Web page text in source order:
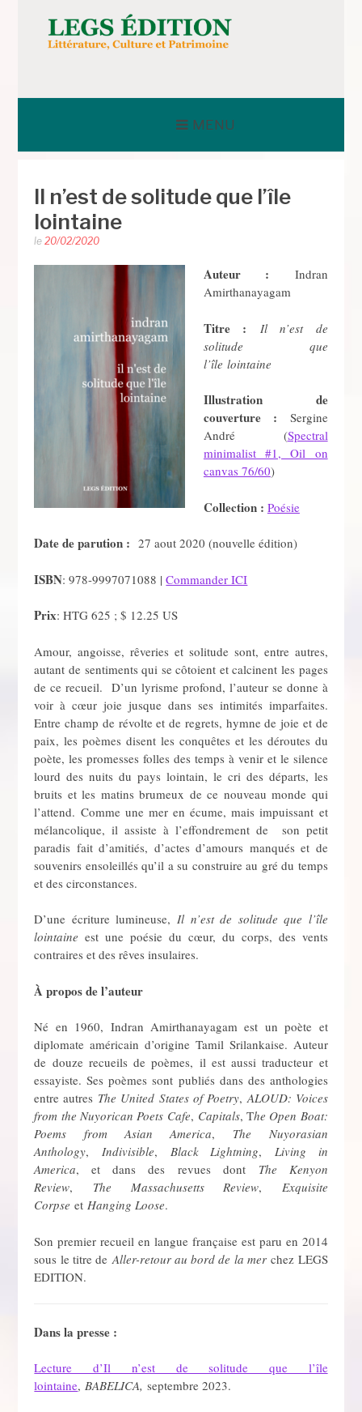
contenuLEGS ÉDITION
MENU
Il n’est de solitude que l’île
lointaine
le20/02/2020
Auteur : Indran
Amirthanayagam
Titre :
Il n’est de
solitude que
l’île lointaine
Illustration de
couverture : Sergine
André (Spectral
minimalist #1, Oil on
canvas 76/60)
Collection : Poésie
Date de parution : 27 aout 2020 (nouvelle édition)
ISBN: 978-9997071088 |Commander ICI
Prix: HTG 625 ; $ 12.25 US
Amour, angoisse, rêveries et solitude sont, entre autres,
autant de sentiments qui se côtoient et calcinent les pages
de ce recueil. D’un lyrisme profond, l’auteur se donne à
voir à cœur joie jusque dans ses intimités imparfaites.
Entre champ de révolte et de regrets, hymne de joie et de
paix, les poèmes disent les conquêtes et les déroutes du
poète, les promesses folles des temps à venir et le silence
lourd des nuits du pays lointain, le cri des départs, les
bruits et les matins brumeux de ce nouveau monde qui
l’attend. Comme une mer en écume, mais impuissant et
mélancolique, il assiste à l’effondrement de son petit
paradis fait d’amitiés, d’actes d’amours manqués et de
souvenirs ensoleillés qu’il a su construire au gré du temps
et des circonstances.
D’une écriture lumineuse, Il n’est de solitude que l’île
lointaineest une poésie du cœur, du corps, des vents
contraires et des rêves insulaires.
À propos de l’auteur
Né en 1960, Indran Amirthanayagam est un poète et
diplomate américain d’origine Tamil Srilankaise. Auteur
de douze recueils de poèmes, il est aussi traducteur et
essayiste. Ses poèmes sont publiés dans des anthologies
entre autres The United States of Poetry,ALOUD: Voices
from the Nuyorican Poets Cafe, Capitals, The Open Boat:
Poems from Asian America, The Nuyorasian
Anthology,Indivisible, Black Lightning,Living in
America, et dans des revues dont The Kenyon
Review, The Massachusetts Review, Exquisite
Corpse etHanging Loose.
Son premier recueil en langue française est paru en 2014
sous le titre de Aller-retour au bord de la merchez LEGS
EDITION.
Dans la presse :
Lecture d’Il n’est de solitude que l’île
lointaine,BABELICA,septembre 2023.